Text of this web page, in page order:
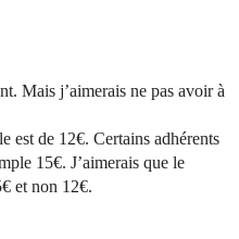
Mais j’aimerais ne pas avoir à
est de 12€. Certains adhérents
15€. J’aimerais que le
et non 12€.